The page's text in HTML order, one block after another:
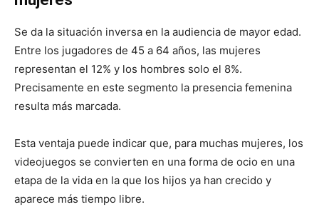
Se da la situación inversa en la audiencia de mayor edad.
Entre los jugadores de 45 a 64 años, las mujeres
representan el 12% y los hombres solo el 8%.
Precisamente en este segmento la presencia femenina
resulta más marcada.
Esta ventaja puede indicar que, para muchas mujeres, los
videojuegos se convierten en una forma de ocio en una
etapa de la vida en la que los hijos ya han crecido y
aparece más tiempo libre.